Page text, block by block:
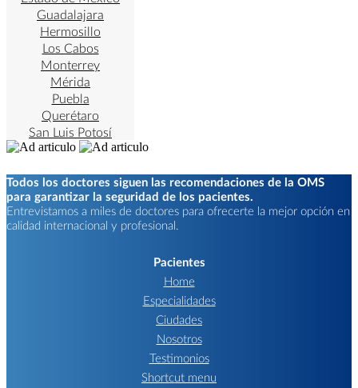
Guadalajara
Hermosillo
Los Cabos
Monterrey
Mérida
Puebla
Querétaro
San Luis Potosí
Todos los doctores siguen las recomendaciones de la OMS
para garantizar la seguridad de los pacientes.
Entrevistamos a miles de doctores para ofrecerte la mejor opción en
calidad internacional y profesional.
Pacientes
Home
Especialidades
Ciudades
Nosotros
Testimonios
Shortcut menu